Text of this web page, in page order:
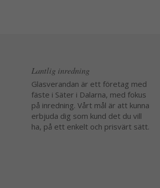
Lantlig inredning
Glasverandan är ett företag med
fäste i Säter i Dalarna, med fokus
på inredning. Vårt mål är att kunna
erbjuda dig som kund det du vill
ha, på ett enkelt och prisvärt sätt.